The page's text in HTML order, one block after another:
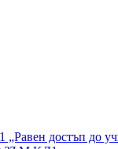
достъп до